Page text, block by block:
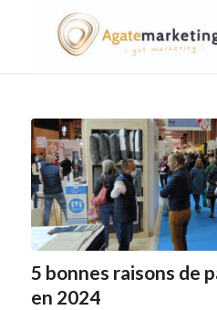
5 bonnes raisons de
en 2024